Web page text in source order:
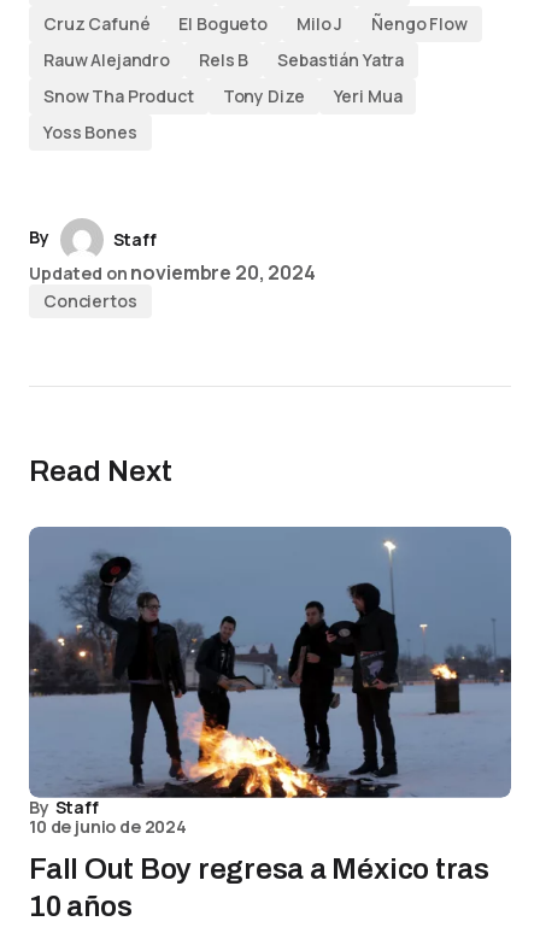
Cruz Cafuné
El Bogueto Milo J
Ñengo Flow
Rauw Alejandro
Rels B
Sebastián Yatra
Snow Tha Product
Tony Dize
Yeri Mua
Yoss Bones
By
Staff
Updated on noviembre 20, 2024
Conciertos
Read Next
By Staff
10 de junio de 2024
Fall Out Boy regresa a México tras
10 años